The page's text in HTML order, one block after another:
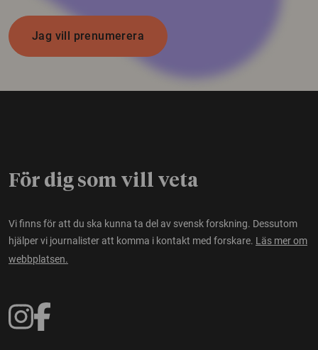
Jag vill prenumerera
För dig som vill veta
Vi finns för att du ska kunna ta del av svensk forskning. Dessutom
hjälper vi journalister att komma i kontakt med forskare. Läs mer om
webbplatsen.